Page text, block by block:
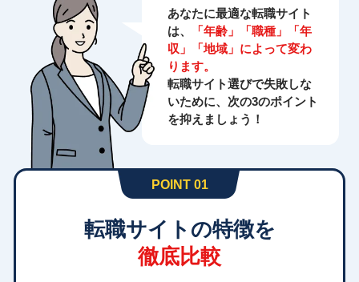
あなたに最適な転職サイト
は、
「年齢」「職種」「年
収」「地域」によって変わ
ります。
転職サイト選びで失敗しな
いために、次の3のポイント
を抑えましょう！
POINT 01
転職サイトの特徴を
徹底比較